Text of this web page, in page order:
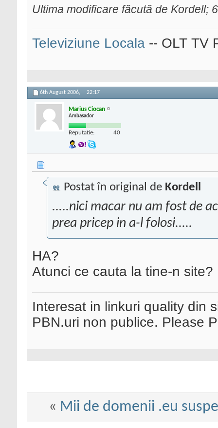
Ultima modificare făcută de Kordell;
Televiziune Locala -- OLT TV
6th August 2006, 22:17
Marius Ciocan
Ambasador
Reputatie: 40
Postat în original de Kordell
.....nici macar nu am fost de
prea pricep in a-l folosi.....
HA?
Atunci ce cauta la tine-n site?
Interesat in linkuri quality din
PBN.uri non publice. Please
« Mii de domenii .eu